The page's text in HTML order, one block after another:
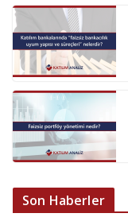
Son Haberler